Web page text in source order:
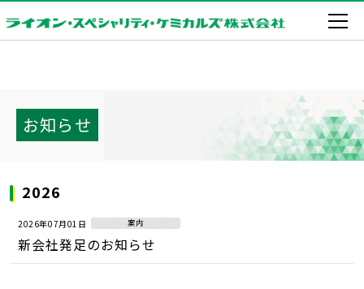
お知らせ
2026
2026年07月01日 案内
新会社発足のお知らせ